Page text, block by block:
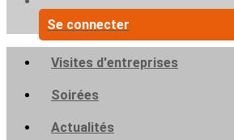
Se connecter
Visites d'entreprises
Soirées
Actualités